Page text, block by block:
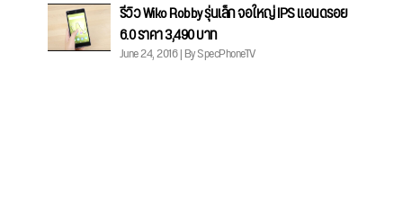
รีวิว Wiko Robby รุ่นเล็ก จอใหญ่ IPS แอนดรอย
6.0 ราคา 3,490 บาท
June 24, 2016 | By SpecPhoneTV